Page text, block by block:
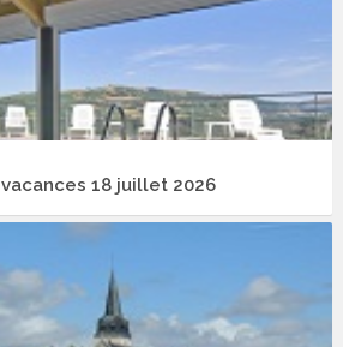
18 juillet 2026